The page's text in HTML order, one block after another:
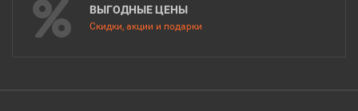
ВЫГОДНЫЕ ЦЕНЫ
Скидки, акции и подарки